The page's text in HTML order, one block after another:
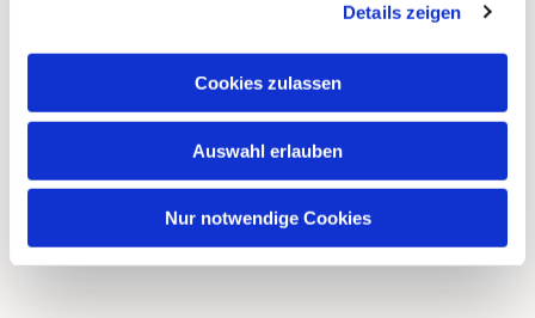
Details zeigen
Cookies zulassen
Auswahl erlauben
Nur notwendige Cookies